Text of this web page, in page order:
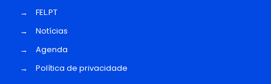
→
FEL.PT
→
Notícias
→
Agenda
→
Política de privacidade